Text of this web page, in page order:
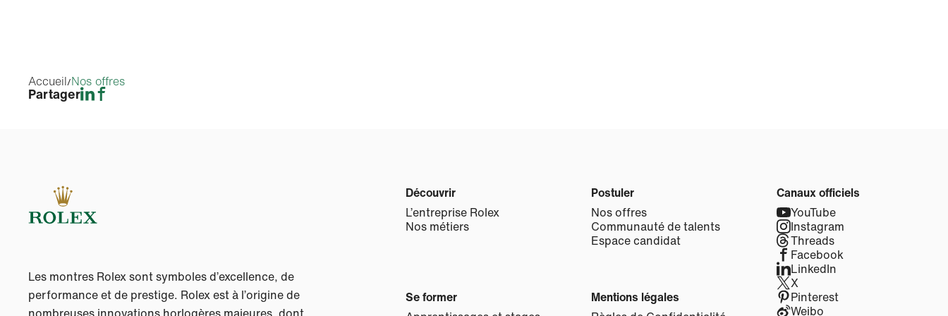
Accueil Nos offres
Partager
Les montres Rolex sont symboles d’excellence, de
performance et de prestige. Rolex est à l’origine de
Découvrir
L’entreprise Rolex
Nos métiers
Postuler
Nos offres
Communauté de talents
Espace candidat
Se former
Mentions légales
Canaux officiels
YouTube
Instagram
Threads
Facebook
LinkedIn
X
Pinterest
Weibo